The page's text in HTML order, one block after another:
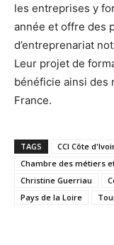
les entreprises y
année et offre des
d’entreprenariat
Leur projet de
bénéficie ainsi des
France.
TAGS
CCI Côte
Chambre des métiers
Christine Guerriau
Pays de la Loire